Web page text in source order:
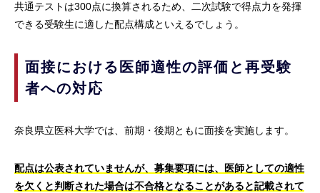
共通テストは300点に換算されるため、二次試験で得点力を発揮
できる受験生に適した配点構成といえるでしょう。
面接における医師適性の評価と再受験
者への対応
奈良県立医科大学では、前期・後期ともに面接を実施します。
配点は公表されていませんが、募集要項には、医師としての適性
を欠くと判断された場合は不合格となることがあると記載されて